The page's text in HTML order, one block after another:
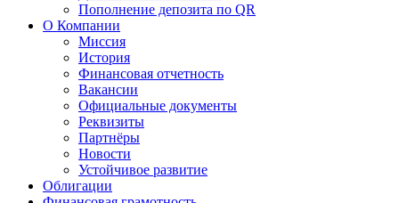
Пополнение депозита по QR
О Компании
Миссия
История
Финансовая отчетность
Вакансии
Официальные документы
Реквизиты
Партнёры
Новости
Устойчивое развитие
Облигации